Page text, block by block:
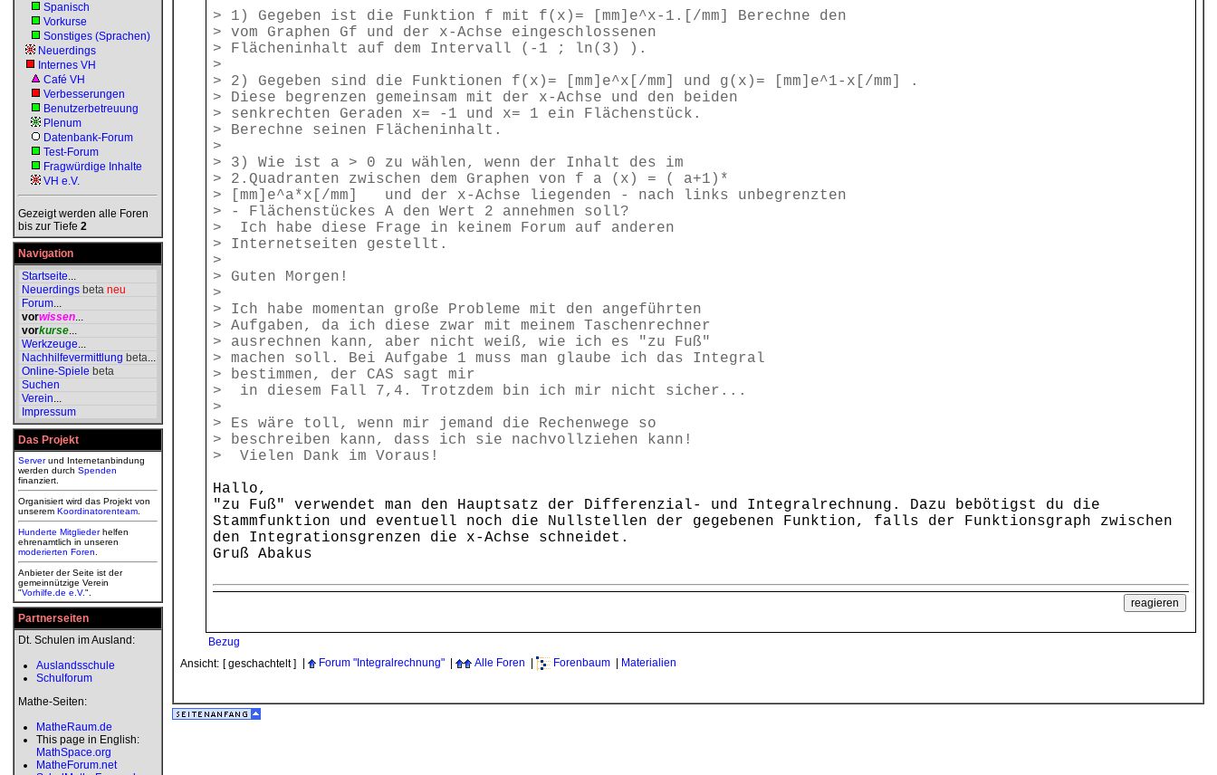
Spanisch
Vorkurse
Sonstiges (Sprachen)
Neuerdings
Internes VH
Café VH
Verbesserungen
Benutzerbetreuung
Plenum
Datenbank-Forum
Test-Forum
Fragwürdige Inhalte
VH e.V.
Gezeigt werden alle Foren
bis zur Tiefe 2
Navigation
Startseite...
Neuerdings beta neu
Forum...
vorwissen...
vorkurse...
Werkzeuge...
Nachhilfevermittlung beta...
Online-Spiele beta
Suchen
Verein...
Impressum
Das Projekt
Serverund Internetanbindung
werden durch Spenden
finanziert.
Organisiert wird das Projekt von
unserem Koordinatorenteam
Hunderte Mitgliederhelfen
ehrenamtlich in unseren
moderierten Foren
Anbieter der Seite ist der
gemeinnützige Verein
"Vorhilfe.de e.V.".
Partnerseiten
Dt. Schulen im Ausland:
Auslandsschule
Schulforum
Mathe-Seiten:
MatheRaum.de
This page in English:
MathSpace.org
MatheForum.net
> 1) Gegeben ist die Funktion f mit f(x)= [mm]e^x-1.[/mm] Berechne den
> vom Graphen Gf und der x-Achse eingeschlossenen
> Flächeninhalt auf dem Intervall (-1 ; ln(3) ).
>
> 2) Gegeben sind die Funktionen f(x)= [mm]e^x[/mm] und g(x)= [mm]e^1-x[/mm] .
> Diese begrenzen gemeinsam mit der x-Achse und den beiden
> senkrechten Geraden x= -1 und x= 1 ein Flächenstück.
> Berechne seinen Flächeninhalt.
>
> 3) Wie ist a > 0 zu wählen, wenn der Inhalt des im
> 2.Quadranten zwischen dem Graphen von f a (x) = ( a+1)*
> [mm]e^a*x[/mm] und der x-Achse liegenden - nach links unbegrenzten
> - Flächenstückes A den Wert 2 annehmen soll?
> Ich habe diese Frage in keinem Forum auf anderen
> Internetseiten gestellt.
>
> Guten Morgen!
>
> Ich habe momentan große Probleme mit den angeführten
> Aufgaben, da ich diese zwar mit meinem Taschenrechner
> ausrechnen kann, aber nicht weiß, wie ich es "zu Fuß"
> machen soll. Bei Aufgabe 1 muss man glaube ich das Integral
> bestimmen, der CAS sagt mir
> in diesem Fall 7,4. Trotzdem bin ich mir nicht sicher...
>
> Es wäre toll, wenn mir jemand die Rechenwege so
> beschreiben kann, dass ich sie nachvollziehen kann!
> Vielen Dank im Voraus!
Hallo,
"zu Fuß" verwendet man den Hauptsatz der Differenzial- und Integralrechnung. Dazu bebötigst du die
Stammfunktion und eventuell noch die Nullstellen der gegebenen Funktion, falls der Funktionsgraph zwischen
den Integrationsgrenzen die x-Achse schneidet.
Gruß Abakus
Bezug
Ansicht: [ geschachtelt ] Forum "Integralrechnung" Alle Foren Forenbaum Materialien